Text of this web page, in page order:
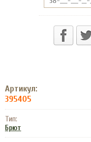
Артикул:
395405
Тип:
Брют